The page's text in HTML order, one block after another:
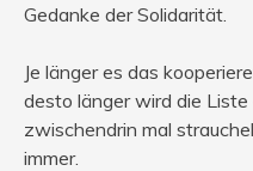
Gedanke der Solidarität.
Je länger es das
desto länger wird die
zwischendrin mal
immer.